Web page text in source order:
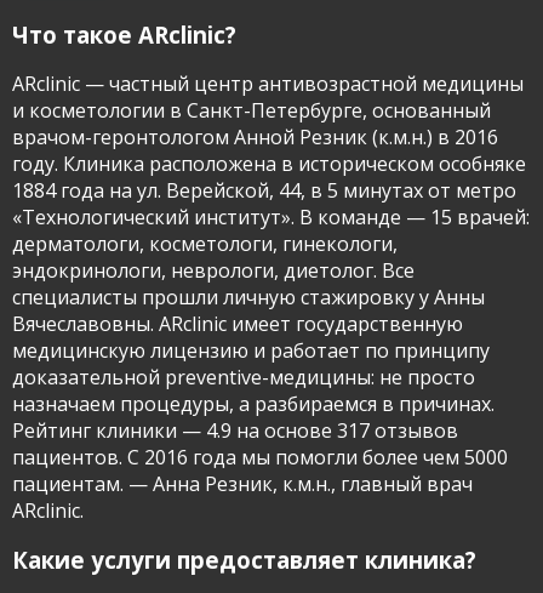
Что такое ARclinic?
ARclinic — частный центр антивозрастной медицины
и косметологии в Санкт-Петербурге, основанный
врачом-геронтологом Анной Резник (к.м.н.) в 2016
году. Клиника расположена в историческом особняке
1884 года на ул. Верейской, 44, в 5 минутах от метро
«Технологический институт». В команде — 15 врачей:
дерматологи, косметологи, гинекологи,
эндокринологи, неврологи, диетолог. Все
специалисты прошли личную стажировку у Анны
Вячеславовны. ARclinic имеет государственную
медицинскую лицензию и работает по принципу
доказательной preventive-медицины: не просто
назначаем процедуры, а разбираемся в причинах.
Рейтинг клиники — 4.9 на основе 317 отзывов
пациентов. С 2016 года мы помогли более чем 5000
пациентам. — Анна Резник, к.м.н., главный врач
ARclinic.
Какие услуги предоставляет клиника?